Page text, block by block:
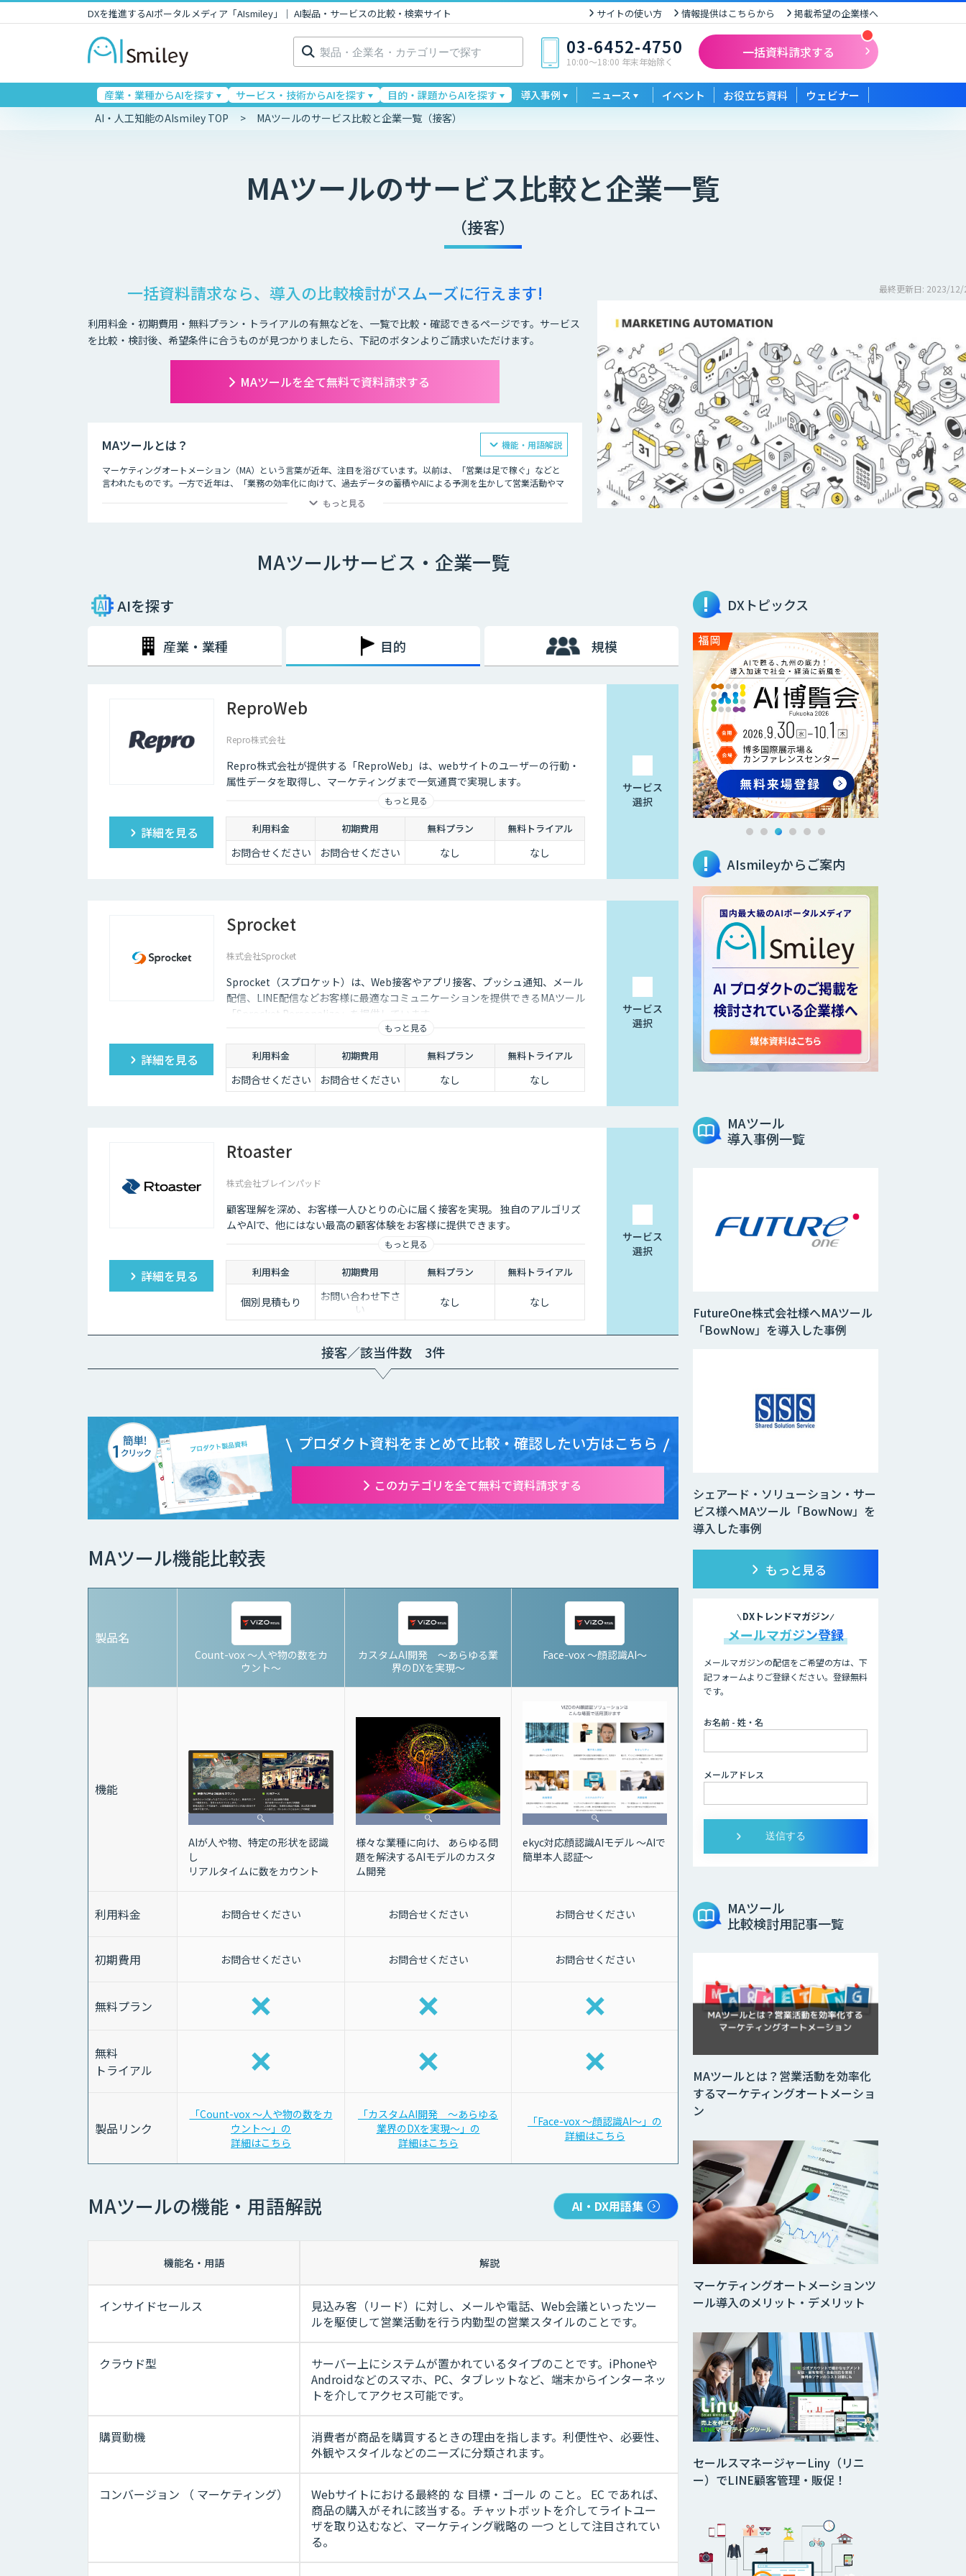
DXを推進するAIポータルメディア「AIsmiley」｜ AI製品・サービスの比較・検索サイト サイトの使い方 情報提供はこちらから 掲載希望の企業様へ
検
索: 03-6452-4750
10:00〜18:00 年末年始除く
一括資料請求する
産業・業種からAIを探す サービス・技術からAIを探す 目的・課題からAIを探す 導入事例 ニュース イベント お役立ち資料 ウェビナー
AI・人工知能のAIsmiley TOP MAツールのサービス比較と企業一覧（接客）
MAツールのサービス比較と企業一覧
（接客）
一括資料請求なら、導入の比較検討がスムーズに行えます!
利用料金・初期費用・無料プラン・トライアルの有無などを、一覧で比較・確認できるページです。サービス
を比較・検討後、希望条件に合うものが見つかりましたら、下記のボタンよりご請求いただけます。
MAツールを全て無料で資料請求する
最終更新日: 2023/12/
MAツールとは？
マーケティングオートメーション（MA）という言葉が近年、注目を浴びています。以前は、「営業は足で稼ぐ」などと
言われたものです。一方で近年は、「業務の効率化に向けて、過去データの蓄積やAIによる予測を生かして営業活動やマ
業を要します。どのように自動化・シンプルにする仕組みづくりをすればよいか、マーケテイングオートメーションが大
きな注目を集めているのは、One-to-oneマーケティングの実現に必要不可欠なソリューションであるからです。
もっと見る
機能・用語解説
MAツールサービス・企業一覧
AIを探す
産業・業種 目的 規模
ReproWeb
Repro株式会社
Repro株式会社が提供する「ReproWeb」は、webサイトのユーザーの行動・
属性データを取得し、マーケティングまで一気通貫で実現します。
もっと見る
詳細を見る 利用料金 初期費用 無料プラン 無料トライアル
お問合せください お問合せください なし なし
サービス
選択
Sprocket
株式会社Sprocket
Sprocket（スプロケット）は、Web接客やアプリ接客、プッシュ通知、メール
配信、LINE配信などお客様に最適なコミュニケーションを提供できるMAツール
「Sprocket Personalize」を提供しています。
もっと見る
詳細を見る 利用料金 初期費用 無料プラン 無料トライアル
お問合せください お問合せください なし なし
サービス
選択
Rtoaster
株式会社ブレインパッド
顧客理解を深め、お客様一人ひとりの心に届く接客を実現。 独自のアルゴリズ
ムやAIで、他にはない最高の顧客体験をお客様に提供できます。
もっと見る
詳細を見る 利用料金 初期費用 無料プラン 無料トライアル
個別見積もり
お問い合わせ下さ
い
なし なし
サービス
選択
接客／該当件数 3件
プロダクト資料をまとめて比較・確認したい方はこちら
このカテゴリを全て無料で資料請求する
MAツール機能比較表
製品名
Count-vox 〜人や物の数をカ
ウント〜
カスタムAI開発 〜あらゆる業
界のDXを実現〜
Face-vox 〜顔認識AI〜
機能
AIが人や物、特定の形状を認識
し
リアルタイムに数をカウント
様々な業種に向け、 あらゆる問
題を解決するAIモデルのカスタ
ム開発
ekyc対応顔認識AIモデル 〜AIで
簡単本人認証〜
利用料金 お問合せください お問合せください お問合せください
初期費用 お問合せください お問合せください お問合せください
無料プラン
無料
トライアル
製品リンク
「Count-vox 〜人や物の数をカ
ウント〜」の
詳細はこちら
「カスタムAI開発 〜あらゆる
業界のDXを実現〜」の
詳細はこちら
「Face-vox 〜顔認識AI〜」の
詳細はこちら
MAツールの機能・用語解説 AI・DX用語集
機能名・用語 解説
インサイドセールス
見込み客（リード）に対し、メールや電話、Web会議といったツー
ルを駆使して営業活動を行う内勤型の営業スタイルのことです。
クラウド型
サーバー上にシステムが置かれているタイプのことです。iPhoneや
Androidなどのスマホ、PC、タブレットなど、端末からインターネッ
トを介してアクセス可能です。
購買動機
消費者が商品を購買するときの理由を指します。利便性や、必要性、
外観やスタイルなどのニーズに分類されます。
コンバージョン （ マーケティング）
Webサイトにおける最終的 な 目標・ゴール の こと。 EC であれば、
商品の購入がそれに該当する。チャットボットを介してライトユー
ザを取り込むなど、マーケティング戦略の 一つ として注目されてい
る。
DXトピックス
AIsmileyからご案内
MAツール
導入事例一覧
シェアード・ソリューション・サー
ビス様へMAツール「BowNow」を
導入した事例
FutureOne株式会社様へMAツール
「BowNow」を導入した事例
もっと見る
DXトレンドマガジン
メールマガジン登録
メールマガジンの配信をご希望の方は、下
記フォームよりご登録ください。登録無料
です。
お名前 - 姓・名
メールアドレス
MAツール
比較検討用記事一覧
マーケティングオートメーションツ
ール導入のメリット・デメリット
MAツールとは？営業活動を効率化
するマーケティングオートメーショ
ン
セールスマネージャーLiny（リニ
ー）でLINE顧客管理・販促！